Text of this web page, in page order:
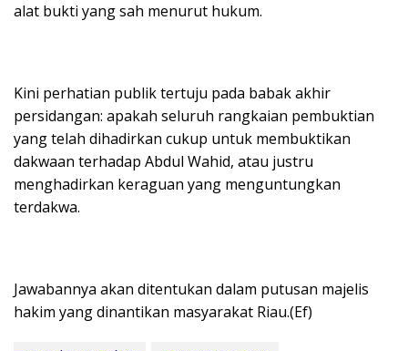
alat bukti yang sah menurut hukum.
Kini perhatian publik tertuju pada babak akhir
persidangan: apakah seluruh rangkaian pembuktian
yang telah dihadirkan cukup untuk membuktikan
dakwaan terhadap Abdul Wahid, atau justru
menghadirkan keraguan yang menguntungkan
terdakwa.
Jawabannya akan ditentukan dalam putusan majelis
hakim yang dinantikan masyarakat Riau.(Ef)